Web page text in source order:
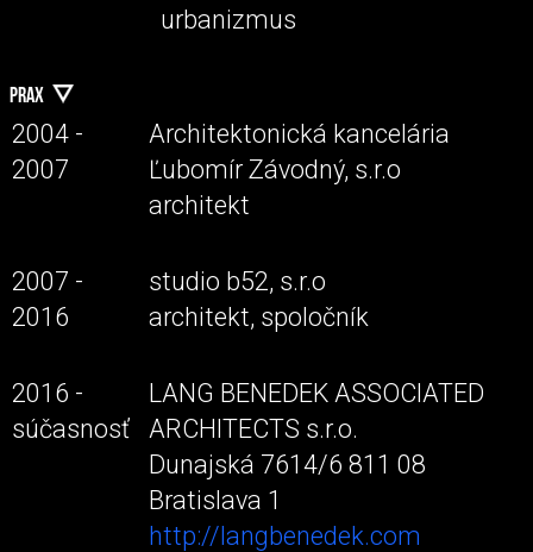
urbanizmus
PRAX
2004 -
2007
Architektonická kancelária
Ľubomír Závodný, s.r.o
architekt
2007 -
2016
studio b52, s.r.o
architekt, spoločník
2016 -
súčasnosť
LANG BENEDEK ASSOCIATED
ARCHITECTS s.r.o.
Dunajská 7614/6 811 08
Bratislava 1
http://langbenedek.com